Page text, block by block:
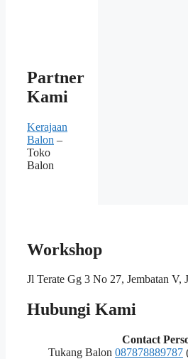
Partner
Kami
Kerajaan
Balon –
Toko
Balon
Workshop
Jl Terate Gg 3 No 27, Jembatan V,
Hubungi Kami
Contact
Tukang Balon 087878889787